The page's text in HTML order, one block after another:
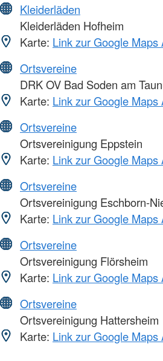
Kleiderläden
Kleiderläden Hofheim
Karte: Link zur Google Maps
Ortsvereine
DRK OV Bad Soden am
Karte: Link zur Google Maps
Ortsvereine
Ortsvereinigung Eppstein
Karte: Link zur Google Maps
Ortsvereine
Ortsvereinigung Eschborn-
Karte: Link zur Google Maps
Ortsvereine
Ortsvereinigung Flörsheim
Karte: Link zur Google Maps
Ortsvereine
Ortsvereinigung Hattersheim
Karte: Link zur Google Maps